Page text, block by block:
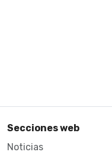
Secciones web
Noticias